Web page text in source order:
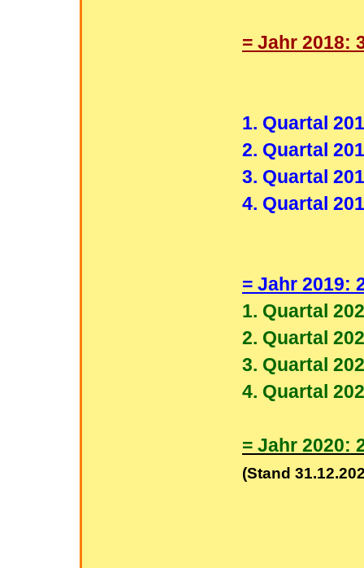
= Jahr 2018:
1. Quartal
2. Quartal
3. Quartal
4. Quartal
= Jahr 2019:
1. Quartal
2. Quartal
3. Quartal
4. Quartal
= Jahr 2020:
(Stand